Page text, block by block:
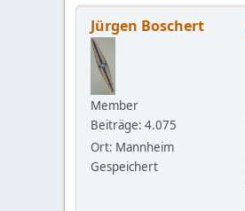
Jürgen Boschert
Member
Beiträge: 4.075
Ort: Mannheim
Gespeichert